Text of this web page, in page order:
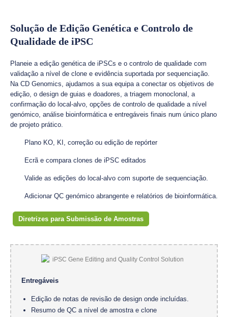
Solução de Edição Genética e Controlo de
Qualidade de iPSC
Planeie a edição genética de iPSCs e o controlo de qualidade com
validação a nível de clone e evidência suportada por sequenciação.
Na CD Genomics, ajudamos a sua equipa a conectar os objetivos de
edição, o design de guias e doadores, a triagem monoclonal, a
confirmação do local-alvo, opções de controlo de qualidade a nível
genómico, análise bioinformática e entregáveis finais num único plano
de projeto prático.
Plano KO, KI, correção ou edição de repórter
Ecrã e compara clones de iPSC editados
Valide as edições do local-alvo com suporte de sequenciação.
Adicionar QC genómico abrangente e relatórios de bioinformática.
Diretrizes para Submissão de Amostras
Entregáveis
Edição de notas de revisão de design onde incluídas.
Resumo de QC a nível de amostra e clone